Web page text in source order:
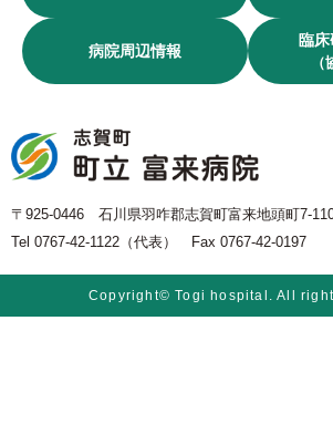
病院周辺情報
臨
〒925-0446 石川県羽咋郡志賀町富来地頭町7-
Tel 0767-42-1122（代表） Fax 0767-42-0197
Copyright© Togi hospital. All